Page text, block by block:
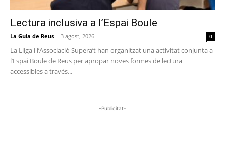
Lectura inclusiva a l’Espai Boule
La Guia de Reus - 3 agost, 2026 0
La Lliga i l’Associació Supera’t han organitzat una activitat conjunta a
l’Espai Boule de Reus per apropar noves formes de lectura
accessibles a través...
-Publicitat-